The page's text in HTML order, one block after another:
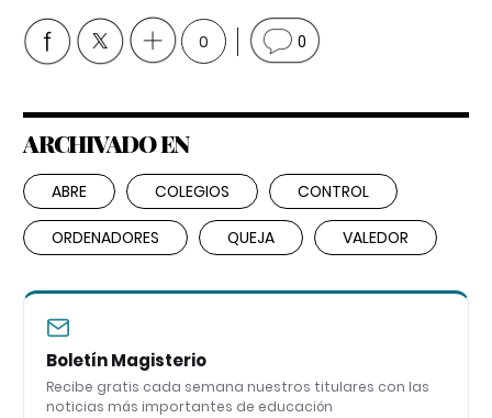
0 0
ARCHIVADO EN
ABRE COLEGIOS CONTROL
ORDENADORES QUEJA VALEDOR
Boletín Magisterio
Recibe gratis cada semana nuestros titulares con las
noticias más importantes de educación